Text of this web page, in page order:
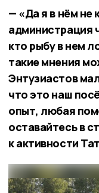
— «Да я в нём не
администрация
кто рыбу в нем
такие мнения
Энтузиастов
что это наш
опыт, любая
оставайтесь в
к активности